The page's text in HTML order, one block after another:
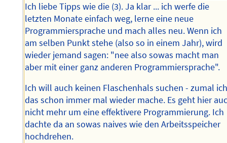
Ich liebe Tipps wie die (3). Ja klar ... ich werfe die
letzten Monate einfach weg, lerne eine neue
Programmiersprache und mach alles neu. Wenn ich
am selben Punkt stehe (also so in einem Jahr), wird
wieder jemand sagen: "nee also sowas macht man
aber mit einer ganz anderen Programmiersprache".
Ich will auch keinen Flaschenhals suchen - zumal
das schon immer mal wieder mache. Es geht hier
nicht mehr um eine effektivere Programmierung. Ich
dachte da an sowas naives wie den Arbeitsspeicher
hochdrehen.